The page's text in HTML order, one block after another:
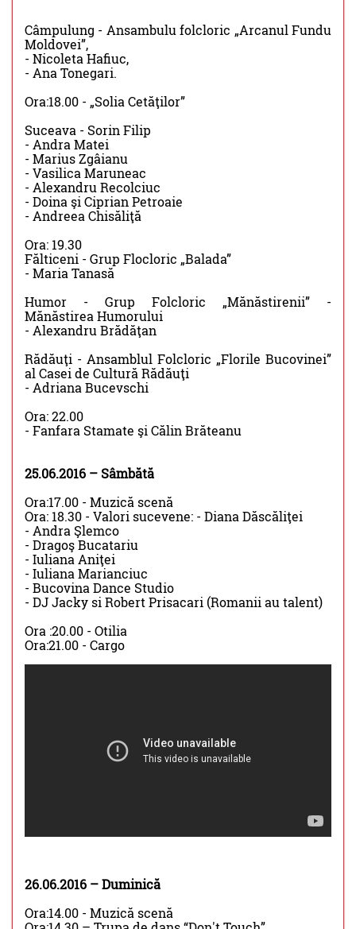
Câmpulung - Ansambulu folcloric „Arcanul Fundu
Moldovei”,
- Nicoleta Hafiuc,
- Ana Tonegari.
Ora:18.00 - „Solia Cetăţilor”
Suceava - Sorin Filip
- Andra Matei
- Marius Zgâianu
- Vasilica Maruneac
- Alexandru Recolciuc
- Doina şi Ciprian Petroaie
- Andreea Chisăliţă
Ora: 19.30
Fălticeni - Grup Flocloric „Balada”
- Maria Tanasă
Humor - Grup Folcloric „Mănăstirenii” -
Mănăstirea Humorului
- Alexandru Brădăţan
Rădăuţi - Ansamblul Folcloric „Florile Bucovinei”
al Casei de Cultură Rădăuţi
- Adriana Bucevschi
Ora: 22.00
- Fanfara Stamate şi Călin Brăteanu
25.06.2016 – Sâmbătă
Ora:17.00 - Muzică scenă
Ora: 18.30 - Valori sucevene: - Diana Dăscăliţei
- Andra Şlemco
- Dragoş Bucatariu
- Iuliana Aniţei
- Iuliana Marianciuc
- Bucovina Dance Studio
- DJ Jacky si Robert Prisacari (Romanii au talent)
Ora :20.00 - Otilia
Ora:21.00 - Cargo
26.06.2016 – Duminică
Ora:14.00 - Muzică scenă